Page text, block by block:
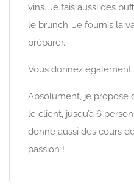
vins. Je fais aussi des
le brunch. Je fournis la
préparer.
Vous donnez également
Absolument, je propose
le client, jusqu’à 6
donne aussi des cours
passion !